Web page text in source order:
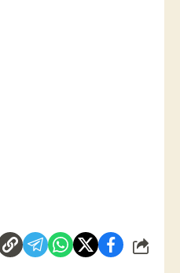
شارك